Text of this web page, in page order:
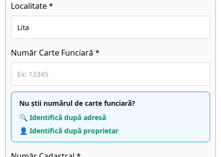
Localitate *
Număr Carte Funciară *
Nu știi numărul de carte funciară?
🔍 Identifică după adresă
👤 Identifică după proprietar